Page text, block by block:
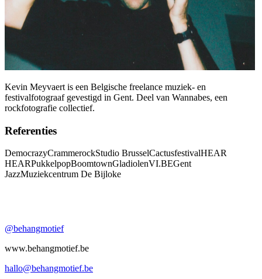
Kevin Meyvaert is een Belgische freelance muziek- en
festivalfotograaf gevestigd in Gent. Deel van Wannabes, een
rockfotografie collectief.
Referenties
DemocrazyCrammerockStudio BrusselCactusfestivalHEAR
HEARPukkelpopBoomtownGladiolenVI.BEGent
JazzMuziekcentrum De Bijloke
@behangmotief
www.behangmotief.be
hallo@behangmotief.be